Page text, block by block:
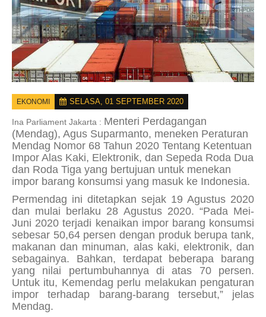
EKONOMI SELASA, 01 SEPTEMBER 2020
Ina Parliament Jakarta : Menteri Perdagangan
(Mendag), Agus Suparmanto, meneken Peraturan
Mendag Nomor 68 Tahun 2020 Tentang Ketentuan
Impor Alas Kaki, Elektronik, dan Sepeda Roda Dua
dan Roda Tiga yang bertujuan untuk menekan
impor barang konsumsi yang masuk ke Indonesia.
Permendag ini ditetapkan sejak 19 Agustus 2020
dan mulai berlaku 28 Agustus 2020. “Pada Mei-
Juni 2020 terjadi kenaikan impor barang konsumsi
sebesar 50,64 persen dengan produk berupa tank,
makanan dan minuman, alas kaki, elektronik, dan
sebagainya. Bahkan, terdapat beberapa barang
yang nilai pertumbuhannya di atas 70 persen.
Untuk itu, Kemendag perlu melakukan pengaturan
impor terhadap barang-barang tersebut,” jelas
Mendag.